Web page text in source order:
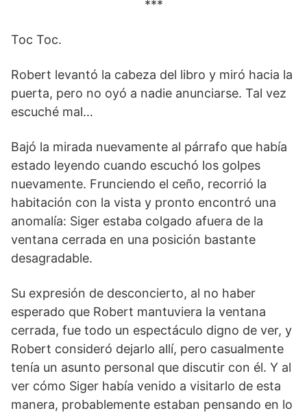
***
Toc Toc.
Robert levantó la cabeza del libro y miró hacia la
puerta, pero no oyó a nadie anunciarse. Tal vez
escuché mal…
Bajó la mirada nuevamente al párrafo que había
estado leyendo cuando escuchó los golpes
nuevamente. Frunciendo el ceño, recorrió la
habitación con la vista y pronto encontró una
anomalía: Siger estaba colgado afuera de la
ventana cerrada en una posición bastante
desagradable.
Su expresión de desconcierto, al no haber
esperado que Robert mantuviera la ventana
cerrada, fue todo un espectáculo digno de ver, y
Robert consideró dejarlo allí, pero casualmente
tenía un asunto personal que discutir con él. Y al
ver cómo Siger había venido a visitarlo de esta
manera, probablemente estaban pensando en lo